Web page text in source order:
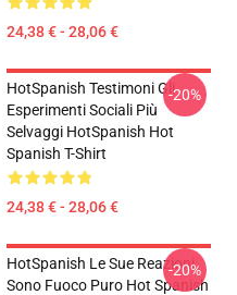
24,38 € - 28,06 €
HotSpanish Testimoni Gli
Esperimenti Sociali Più
Selvaggi HotSpanish Hot
Spanish T-Shirt
24,38 € - 28,06 €
-20%
HotSpanish Le Sue Reazioni
Sono Fuoco Puro Hot Spanish
-20%